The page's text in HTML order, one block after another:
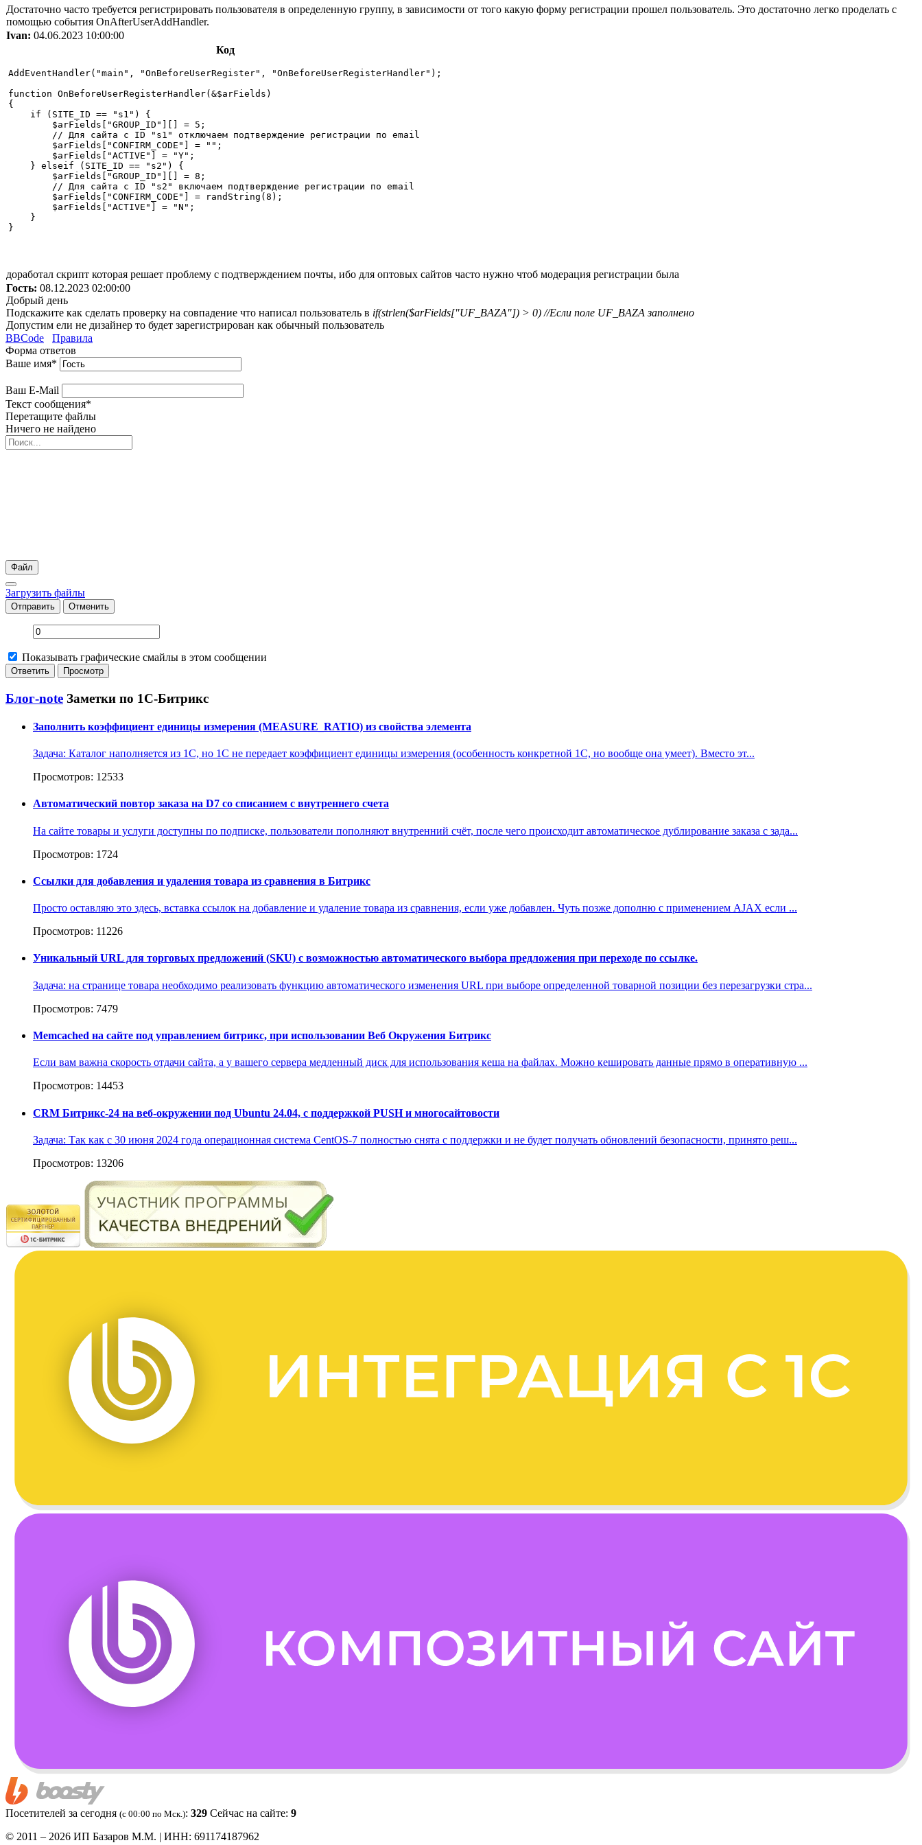
Достаточно часто требуется регистрировать пользователя в определенную группу, в зависимости от того какую форму регистрации прошел пользователь. Это достаточно легко проделать с
помощью события OnAfterUserAddHandler.
Ivan: 04.06.2023 10:00:00
Код
AddEventHandler("main", "OnBeforeUserRegister", "OnBeforeUserRegisterHandler");
function OnBeforeUserRegisterHandler(&$arFields)
{
if (SITE_ID == "s1") {
$arFields["GROUP_ID"][] = 5;
// Для сайта с ID "s1" отключаем подтверждение регистрации по email
$arFields["CONFIRM_CODE"] = "";
$arFields["ACTIVE"] = "Y";
} elseif (SITE_ID == "s2") {
$arFields["GROUP_ID"][] = 8;
// Для сайта с ID "s2" включаем подтверждение регистрации по email
$arFields["CONFIRM_CODE"] = randString(8);
$arFields["ACTIVE"] = "N";
}
}
доработал скрипт которая решает проблему с подтверждением почты, ибо для оптовых сайтов часто нужно чтоб модерация регистрации была
Гость: 08.12.2023 02:00:00
Добрый день
Подскажите как сделать проверку на совпадение что написал пользователь в if(strlen($arFields["UF_BAZA"]) > 0) //Если поле UF_BAZA заполнено
Допустим ели не дизайнер то будет зарегистрирован как обычный пользователь
BBCode
Правила
Форма ответов
Ваше имя*
Ваш E-Mail
Текст сообщения*
Перетащите файлы
Ничего не найдено
Файл
Загрузить файлы
Отправить Отменить
Показывать графические смайлы в этом сообщении
Блог-note Заметки по 1С-Битрикс
Заполнить коэффициент единицы измерения (MEASURE_RATIO) из свойства элемента
Задача: Каталог наполняется из 1С, но 1С не передает коэффициент единицы измерения (особенность конкретной 1С, но вообще она умеет). Вместо эт...
Просмотров: 12533
Автоматический повтор заказа на D7 со списанием с внутреннего счета
На сайте товары и услуги доступны по подписке, пользователи пополняют внутренний счёт, после чего происходит автоматическое дублирование заказа с зада...
Просмотров: 1724
Ссылки для добавления и удаления товара из сравнения в Битрикс
Просто оставляю это здесь, вставка ссылок на добавление и удаление товара из сравнения, если уже добавлен. Чуть позже дополню с применением AJAX если ...
Просмотров: 11226
Уникальный URL для торговых предложений (SKU) с возможностью автоматического выбора предложения при переходе по ссылке.
Задача: на странице товара необходимо реализовать функцию автоматического изменения URL при выборе определенной товарной позиции без перезагрузки стра...
Просмотров: 7479
Memcached на сайте под управлением битрикс, при использовании Веб Окружения Битрикс
Если вам важна скорость отдачи сайта, а у вашего сервера медленный диск для использования кеша на файлах. Можно кешировать данные прямо в оперативную ...
Просмотров: 14453
CRM Битрикс-24 на веб-окружении под Ubuntu 24.04, c поддержкой PUSH и многосайтовости
Задача: Так как с 30 июня 2024 года операционная система CentOS-7 полностью снята с поддержки и не будет получать обновлений безопасности, принято реш...
Просмотров: 13206
Посетителей за сегодня (c 00:00 по Мск.): 329 Сейчас на сайте: 9
© 2011 – 2026 ИП Базаров М.М. | ИНН: 691174187962